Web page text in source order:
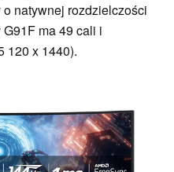
natywnej rozdzielczości
ma 49 cali i
120 x 1440).